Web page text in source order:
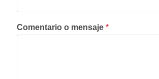
Comentario o mensaje*